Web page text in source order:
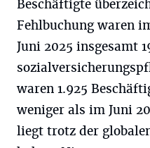
Beschäftigte
Fehlbuchung waren
Juni 2025 insgesamt
waren 1.925
weniger als im Juni
liegt trotz der